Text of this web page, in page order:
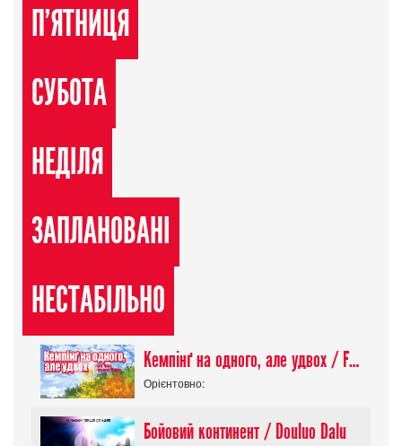
П'ЯТНИЦЯ
СУБОТА
НЕДІЛЯ
ЗАПЛАНОВАНІ
НЕСТАБІЛЬНО
Кемпінґ на одного, але удвох / Futari Solo Camp
Орієнтовно:
Бойовий континент / Douluo Dalu